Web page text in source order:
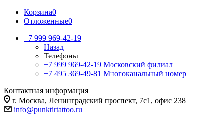
Корзина0
Отложенные0
+7 999 969-42-19
Назад
Телефоны
+7 999 969-42-19 Московский филиал
+7 495 369-49-81 Многоканальный номер
Контактная информация
г. Москва, Ленинградский проспект, 7с1, офис 238
info@punktirtattoo.ru